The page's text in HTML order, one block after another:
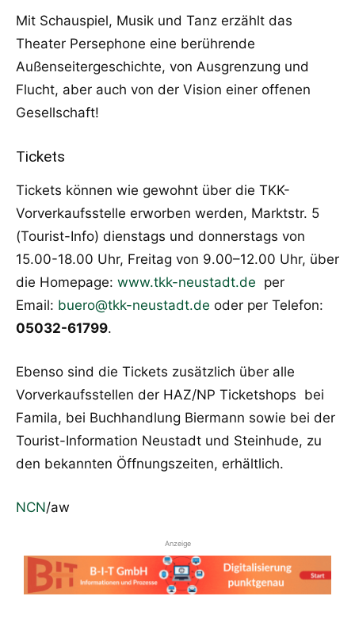
Mit Schauspiel, Musik und Tanz erzählt das
Theater Persephone eine berührende
Außenseitergeschichte, von Ausgrenzung und
Flucht, aber auch von der Vision einer offenen
Gesellschaft!
Tickets
Tickets können wie gewohnt über die TKK-
Vorverkaufsstelle erworben werden, Marktstr. 5
(Tourist-Info) dienstags und donnerstags von
15.00-18.00 Uhr, Freitag von 9.00–12.00 Uhr, über
die Homepage: www.tkk-neustadt.de per
Email: buero@tkk-neustadt.de oder per Telefon:
05032-61799.
Ebenso sind die Tickets zusätzlich über alle
Vorverkaufsstellen der HAZ/NP Ticketshops bei
Famila, bei Buchhandlung Biermann sowie bei der
Tourist-Information Neustadt und Steinhude, zu
den bekannten Öffnungszeiten, erhältlich.
NCN/aw
Anzeige